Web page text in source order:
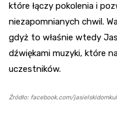
które łączy pokolenia i
niezapomnianych chwil.
gdyż to właśnie wtedy
dźwiękami muzyki, które
uczestników.
Źródło: facebook.com/